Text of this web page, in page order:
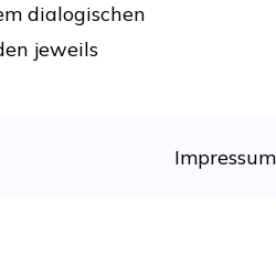
dialogischen
jeweils
Impressum